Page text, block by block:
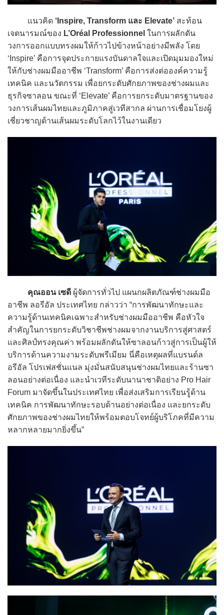
แนวคิด ‘Inspire, Transform และ Elevate’ สะท้อน
เจตนารมณ์ของ L’Oréal Professionnel ในการผลักดัน
วงการออกแบบทรงผมให้ก้าวไปข้างหน้าอย่างมีพลัง โดย
‘Inspire’ คือการจุดประกายแรงบันดาลใจและเปิดมุมมองใหม่
ให้กับช่างผมมืออาชีพ ‘Transform’ คือการส่งต่อองค์ความรู้
เทคนิค และนวัตกรรม เพื่อยกระดับศักยภาพของช่างผมและ
ธุรกิจซาลอน ขณะที่ ‘Elevate’ คือการยกระดับมาตรฐานของ
วงการเส้นผมไทยและภูมิภาคสู่เวทีสากล ผ่านการเชื่อมโยงผู้
เชี่ยวชาญด้านเส้นผมระดับโลกไว้ในงานเดียว
คุณออน เซดี ผู้จัดการทั่วไป แผนกผลิตภัณฑ์ช่างผมมือ
อาชีพ ลอรีอัล ประเทศไทย กล่าวว่า “การพัฒนาทักษะและ
ความรู้ด้านเทคนิคเฉพาะสำหรับช่างผมมืออาชีพ คือหัวใจ
สำคัญในการยกระดับวิชาชีพช่างผมจากงานบริการสู่ศาสตร์
และศิลป์ทรงคุณค่า พร้อมผลักดันให้ซาลอนก้าวสู่การเป็นผู้ให้
บริการด้านความงามระดับพรีเมียม นี่คือเหตุผลที่แบรนด์ล
อรีอัล โปรเฟสชั่นแนล มุ่งมั่นสนับสนุนช่างผมไทยและร้านซา
ลอนอย่างต่อเนื่อง และนำเวทีระดับนานาชาติอย่าง Pro Hair
Forum มาจัดขึ้นในประเทศไทย เพื่อส่งเสริมการเรียนรู้ด้าน
เทคนิค การพัฒนาทักษะรอบด้านอย่างต่อเนื่อง และยกระดับ
ศักยภาพของช่างผมไทยให้พร้อมตอบโจทย์ผู้บริโภคที่มีความ
หลากหลายมากยิ่งขึ้น”